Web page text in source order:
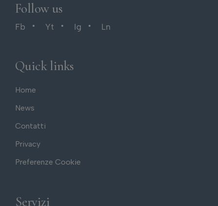
Follow us
Fb Yt Ig Ln
Quick links
Home
News
Contatti
Privacy
Preferenze Cookie
Servizi